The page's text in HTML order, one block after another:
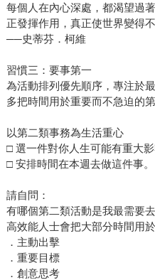
每個人在內心深處，都渴望過
正發揮作用，真正使世界變得不
──史蒂芬．柯維
習慣三：要事第一
為活動排列優先順序，專注於最
多把時間用於重要而不急迫的第
以第二類事務為生活重心
□ 選一件對你人生可能有重大影
□ 安排時間在本週去做這件事。
請自問：
有哪個第二類活動是我最需要
高效能人士會把大部分時間用
．主動出擊
．重要目標
．創意思考